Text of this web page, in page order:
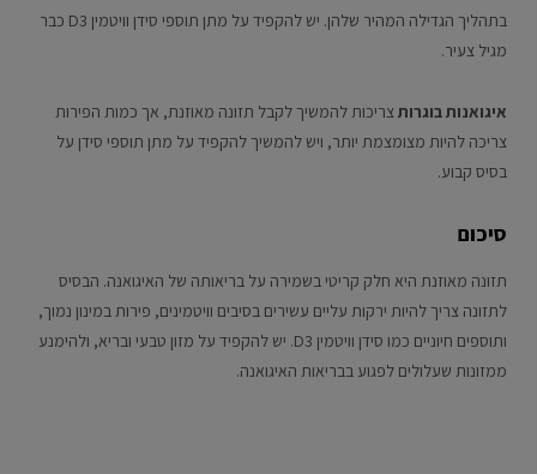
בתהליך הגדילה המהיר שלהן. יש להקפיד על מתן תוספי סידן וויטמין D3 כבר
מגיל צעיר.
איגואנות בוגרותצריכות להמשיך לקבל תזונה מאוזנת, אך כמות הפירות
צריכה להיות מצומצמת יותר, ויש להמשיך להקפיד על מתן תוספי סידן על
בסיס קבוע.
סיכום
תזונה מאוזנת היא חלק קריטי בשמירה על בריאותה של האיגואנה. הבסיס
לתזונה צריך להיות ירקות עליים עשירים בסיבים וויטמינים, פירות במינון נמוך,
ותוספים חיוניים כמו סידן וויטמין D3. יש להקפיד על מזון טבעי ובריא, ולהימנע
ממזונות שעלולים לפגוע בבריאות האיגואנה.